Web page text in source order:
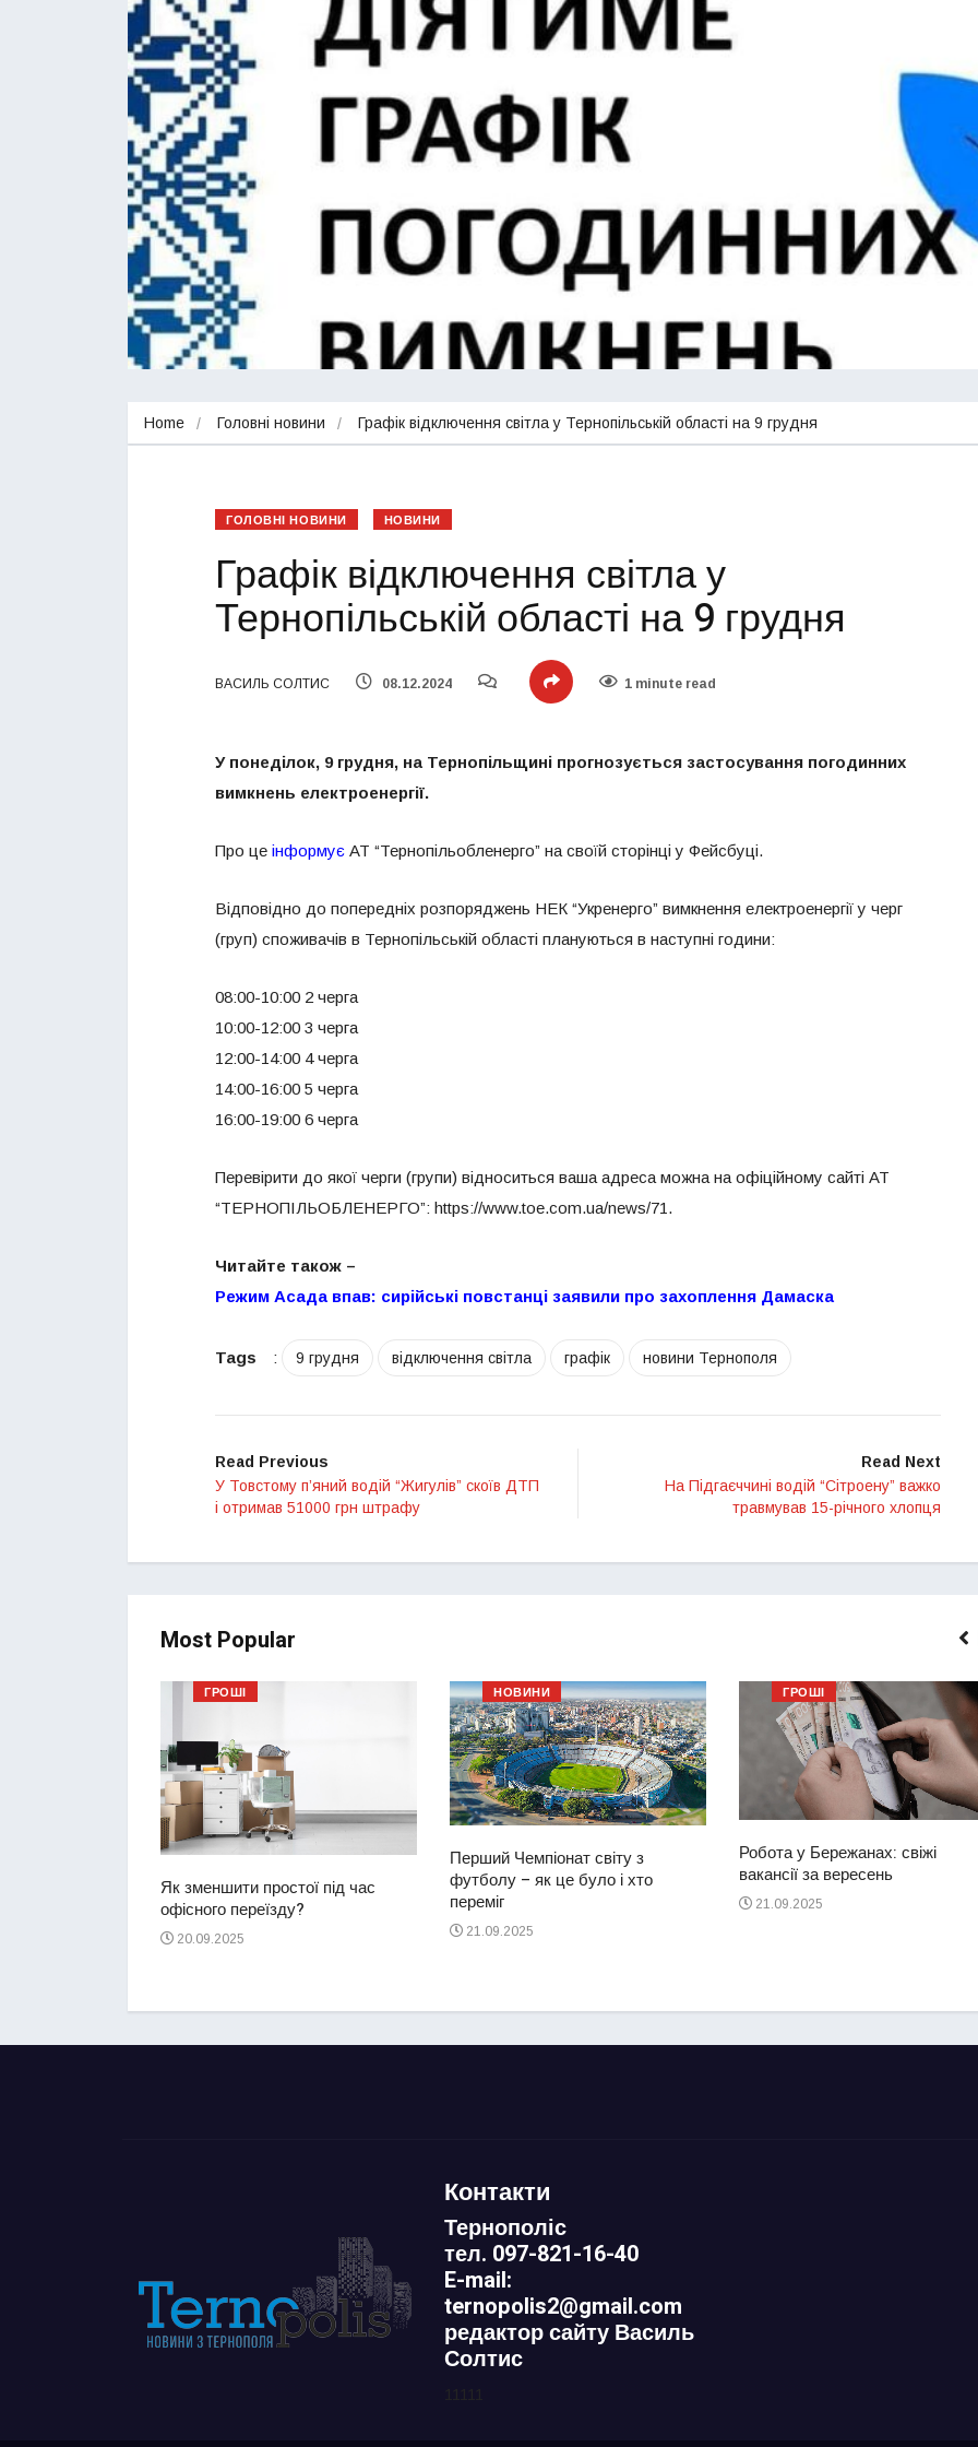
Home Головні новини Графік відключення світла у Тернопільській області на 9 грудня
ГОЛОВНІ НОВИНИ НОВИНИ
Графік відключення світла у
Тернопільській області на 9 грудня
ВАСИЛЬ СОЛТИС 08.12.2024 1 minute read
У понеділок, 9 грудня, на Тернопільщині прогнозується застосування погодинних
вимкнень електроенергії.
Про це інформує АТ “Тернопільобленерго” на своїй сторінці у Фейсбуці.
Відповідно до попередніх розпоряджень НЕК “Укренерго” вимкнення електроенергії у черг
(груп) споживачів в Тернопільській області плануються в наступні години:
08:00-10:00 2 черга
10:00-12:00 3 черга
12:00-14:00 4 черга
14:00-16:00 5 черга
16:00-19:00 6 черга
Перевірити до якої черги (групи) відноситься ваша адреса можна на офіційному сайті АТ
“ТЕРНОПІЛЬОБЛЕНЕРГО”: https://www.toe.com.ua/news/71.
Читайте також –
Режим Асада впав: сирійські повстанці заявили про захоплення Дамаска
Tags : 9 грудня відключення світла графік новини Тернополя
Read Previous
У Товстому п’яний водій “Жигулів” скоїв ДТП
і отримав 51000 грн штрафу
Read Next
На Підгаєччині водій “Сітроену” важко
травмував 15-річного хлопця
Most Popular
ГРОШІ
Як зменшити простої під час
офісного переїзду?
20.09.2025
НОВИНИ
Перший Чемпіонат світу з
футболу – як це було і хто
переміг
21.09.2025
ГРОШІ
Робота у Бережанах: свіжі
вакансії за вересень
21.09.2025